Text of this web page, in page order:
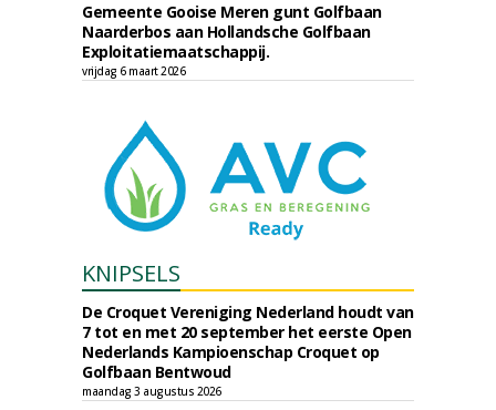
Gemeente Gooise Meren gunt Golfbaan
Naarderbos aan Hollandsche Golfbaan
Exploitatiemaatschappij.
vrijdag 6 maart 2026
KNIPSELS
De Croquet Vereniging Nederland houdt van
7 tot en met 20 september het eerste Open
Nederlands Kampioenschap Croquet op
Golfbaan Bentwoud
maandag 3 augustus 2026